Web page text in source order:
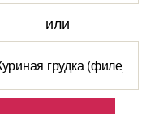
или